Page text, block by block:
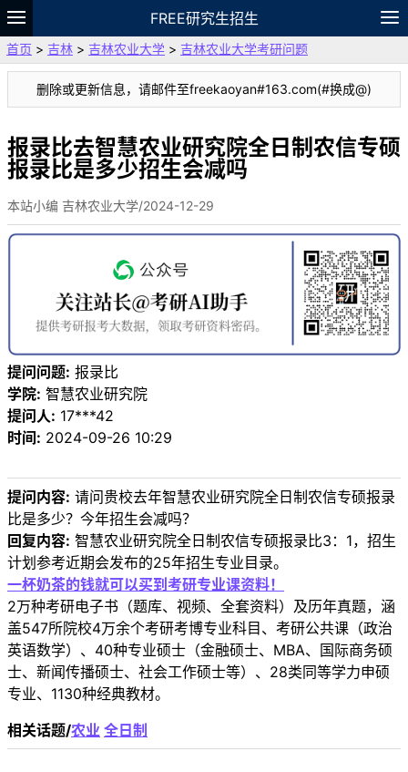
FREE研究生招生
题库
故事 专题 APP 笔记
论坛
VIP
资料
首页 > 吉林 > 吉林农业大学 > 吉林农业大学考研问题
删除或更新信息，请邮件至freekaoyan#163.com(#换成@)
报录比去智慧农业研究院全日制农信专硕
报录比是多少招生会减吗
本站小编 吉林农业大学/2024-12-29
提问问题: 报录比
学院: 智慧农业研究院
提问人: 17***42
时间: 2024-09-26 10:29
提问内容: 请问贵校去年智慧农业研究院全日制农信专硕报录
比是多少？今年招生会减吗？
回复内容: 智慧农业研究院全日制农信专硕报录比3：1，招生
计划参考近期会发布的25年招生专业目录。
一杯奶茶的钱就可以买到考研专业课资料！
2万种考研电子书（题库、视频、全套资料）及历年真题，涵
盖547所院校4万余个考研考博专业科目、考研公共课（政治
英语数学）、40种专业硕士（金融硕士、MBA、国际商务硕
士、新闻传播硕士、社会工作硕士等）、28类同等学力申硕
专业、1130种经典教材。
相关话题/农业 全日制